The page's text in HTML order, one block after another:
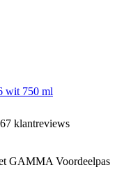
wit 750 ml
klantreviews
GAMMA Voordeelpas